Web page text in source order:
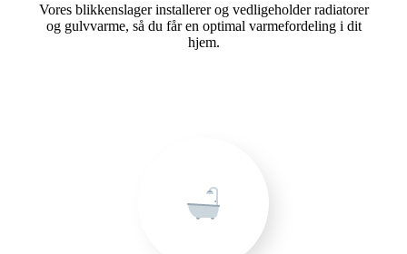
Vores blikkenslager installerer og vedligeholder radiatorer
og gulvvarme, så du får en optimal varmefordeling i dit
hjem.